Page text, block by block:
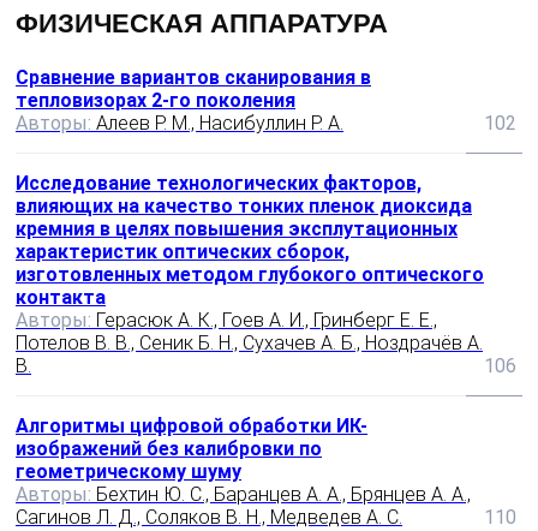
ФИЗИЧЕСКАЯ АППАРАТУРА
Сравнение вариантов сканирования в
тепловизорах 2-го поколения
Авторы: Алеев Р. М., Насибуллин Р. А. 102
Исследование технологических факторов,
влияющих на качество тонких пленок диоксида
кремния в целях повышения эксплутационных
характеристик оптических сборок,
изготовленных методом глубокого оптического
контакта
Авторы: Герасюк А. К., Гоев А. И., Гринберг Е. Е.,
Потелов В. В., Сеник Б. Н., Сухачев А. Б., Ноздрачёв А.
В.
106
Алгоритмы цифровой обработки ИК-
изображений без калибровки по
геометрическому шуму
Авторы: Бехтин Ю. С., Баранцев А. А., Брянцев A. A.,
Сагинов Л. Д., Соляков В. Н., Медведев А. С.
110